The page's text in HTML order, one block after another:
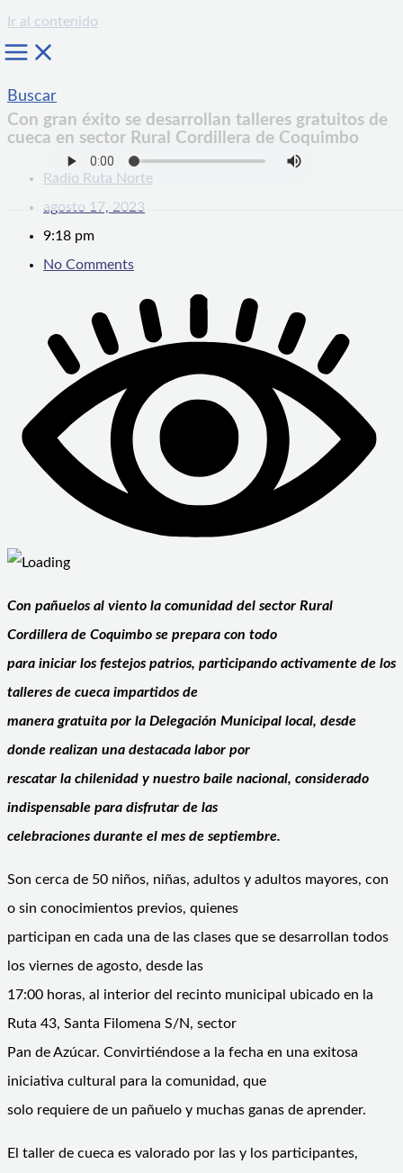
Ir al contenido
Buscar
Con gran éxito se desarrollan talleres gratuitos de
cueca en sector Rural Cordillera de Coquimbo
Radio Ruta Norte
agosto 17, 2023
9:18 pm
No Comments
Con pañuelos al viento la comunidad del sector Rural
Cordillera de Coquimbo se prepara con todo
para iniciar los festejos patrios, participando activamente de los
talleres de cueca impartidos de
manera gratuita por la Delegación Municipal local, desde
donde realizan una destacada labor por
rescatar la chilenidad y nuestro baile nacional, considerado
indispensable para disfrutar de las
celebraciones durante el mes de septiembre.
Son cerca de 50 niños, niñas, adultos y adultos mayores, con
o sin conocimientos previos, quienes
participan en cada una de las clases que se desarrollan todos
los viernes de agosto, desde las
17:00 horas, al interior del recinto municipal ubicado en la
Ruta 43, Santa Filomena S/N, sector
Pan de Azúcar. Convirtiéndose a la fecha en una exitosa
iniciativa cultural para la comunidad, que
solo requiere de un pañuelo y muchas ganas de aprender.
El taller de cueca es valorado por las y los participantes,